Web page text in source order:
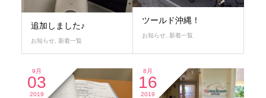
追加しました♪
お知らせ, 新着一覧
ツールド沖縄！
お知らせ 新着一覧
9月
03
2019
8月
16
2019